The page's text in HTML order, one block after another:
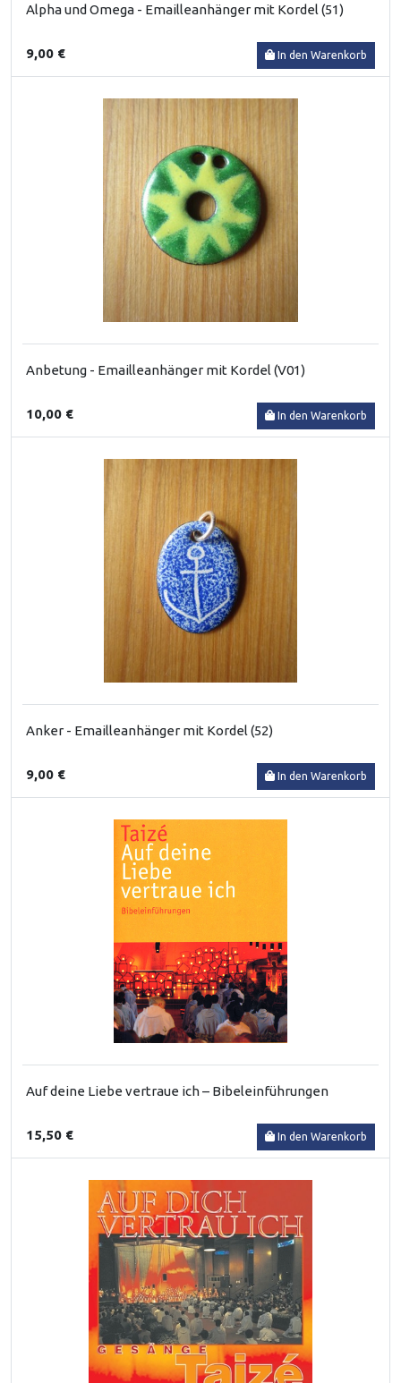
Alpha und Omega - Emailleanhänger mit Kordel (51)
9,00 € In den Warenkorb
Anbetung - Emailleanhänger mit Kordel (V01)
10,00 € In den Warenkorb
Anker - Emailleanhänger mit Kordel (52)
9,00 € In den Warenkorb
Auf deine Liebe vertraue ich – Bibeleinführungen
15,50 € In den Warenkorb